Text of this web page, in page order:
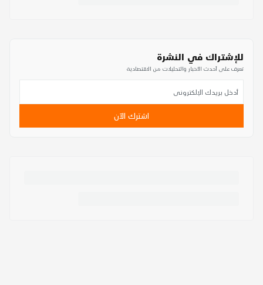
للإشتراك في النشرة
تعرف على أحدث الأخبار والتحليلات من الاقتصادية
اشترك الآن